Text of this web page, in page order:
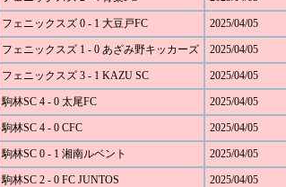
フェニックスズ 0 - 1 大豆戸FC 2025/04/05
フェニックスズ 1 - 0 あざみ野キッカーズ 2025/04/05
フェニックスズ 3 - 1 KAZU SC 2025/04/05
駒林SC 4 - 0 太尾FC 2025/04/05
駒林SC 4 - 0 CFC 2025/04/05
駒林SC 0 - 1 湘南ルベント 2025/04/05
駒林SC 2 - 0 FC JUNTOS 2025/04/05